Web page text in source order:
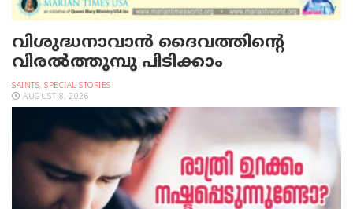
വിശുദ്ധനാവാന്‍ ദൈവത്തിന്റെ
വിരല്‍ത്തുമ്പു പിടിക്കാം
SAINTS, SPECIAL STORIES
AUGUST 8, 2026